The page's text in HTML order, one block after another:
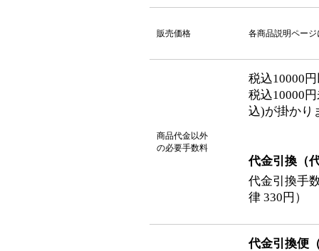
販売価格 各商品説明ペー
商品代金以外
の必要手数料
税込10000
税込10000
込)が掛かり
代金引換（
代金引換手
律 330円）
代金引換便